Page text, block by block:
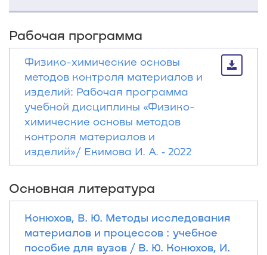
Рабочая программа
Физико-химические основы
методов контроля материалов и
изделий: Рабочая программа
учебной дисциплины «Физико-
химические основы методов
контроля материалов и
изделий»/ Екимова И. А. ‐ 2022
Основная литература
Конюхов, В. Ю. Методы исследования
материалов и процессов : учебное
пособие для вузов / В. Ю. Конюхов, И.